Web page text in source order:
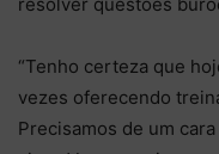
“Tenho certeza que
vezes oferecendo
Precisamos de um